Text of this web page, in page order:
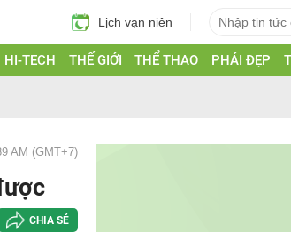
Lịch vạn niên
HI-TECH THẾ GIỚI THỂ THAO PHÁI ĐẸP
AM (GMT+7)
CHIA SẺ